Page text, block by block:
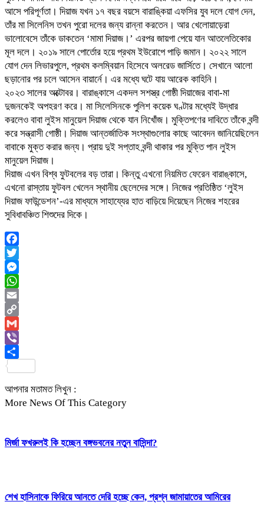
আসে পরিপূর্ণতা। দিয়াজ যখন ১৭ বছর বয়সে বারাঙ্কিয়া এফসির যুব দলে যোগ দেন,
তাঁর মা সিলেনিস তখন পুরো দলের জন্য রান্না করতেন। আর খেলোয়াড়েরা
ভালোবেসে তাঁকে ডাকতেন ‘মামা দিয়াজ।’ এরপর জায়গা পেয়ে যান আতলেতিকোর
মূল দলে। ২০১৯ সালে পোর্তোর হয়ে প্রথম ইউরোপে পাড়ি জমান। ২০২২ সালে
যোগ দেন লিভারপুলে, প্রথম কলম্বিয়ান হিসেবে অলরেড জার্সিতে। সেখানে আলো
ছড়ানোর পর চলে আসেন বায়ার্নে। এর মধ্যে ঘটে যায় আরেক কাহিনি।
২০২৩ সালের অক্টোবর। বারাঙ্কাসে একদল সশস্ত্র গোষ্ঠী দিয়াজের বাবা-মা
দুজনকেই অপহরণ করে। মা সিলেসিনকে পুলিশ কয়েক ঘণ্টার মধ্যেই উদ্ধার
করলেও বাবা লুইস মানুয়েল দিয়াজ থেকে যান নিখোঁজ। মুক্তিপণের দাবিতে তাঁকে বন্দী
করে সন্ত্রাসী গোষ্ঠী। দিয়াজ আন্তর্জাতিক সংস্থাগুলোর কাছে আবেদন জানিয়েছিলেন
বাবাকে মুক্ত করার জন্য। প্রায় দুই সপ্তাহ বন্দী থাকার পর মুক্তি পান লুইস
মানুয়েল দিয়াজ।
দিয়াজ এখন বিশ্ব ফুটবলের বড় তারা। কিন্তু এখনো নিয়মিত ফেরেন বারাঙ্কাসে,
এখনো রাস্তায় ফুটবল খেলেন স্থানীয় ছেলেদের সঙ্গে। নিজের প্রতিষ্ঠিত ‘লুইস
দিয়াজ ফাউন্ডেশন’-এর মাধ্যমে সাহায্যের হাত বাড়িয়ে দিয়েছেন নিজের শহরের
সুবিধাবঞ্চিত শিশুদের দিকে।
Facebook
Twitter
Messenger
WhatsApp
Email
Copy
Link
Gmail
Viber
আপনার মতামত লিখুন :
More News Of This Category
মির্জা ফখরুলই কি হচ্ছেন বঙ্গভবনের নতুন বাসিন্দা?
শেখ হাসিনাকে ফিরিয়ে আনতে দেরি হচ্ছে কেন, প্রশ্ন জামায়াতের আমিরের